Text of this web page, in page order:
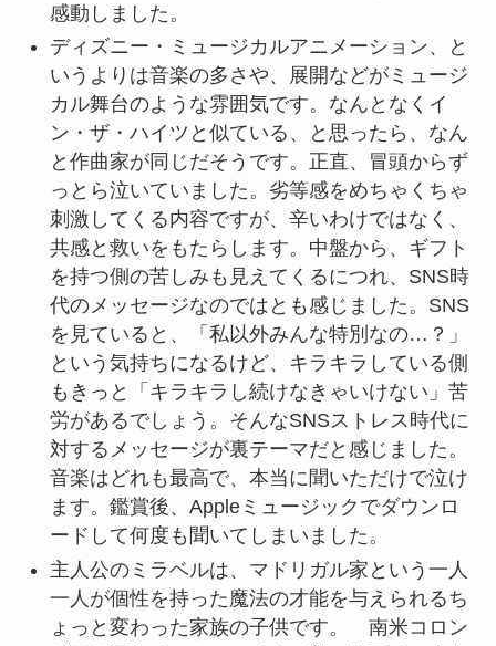
感動しました。
ディズニー・ミュージカルアニメーション、と
いうよりは音楽の多さや、展開などがミュージ
カル舞台のような雰囲気です。なんとなくイ
ン・ザ・ハイツと似ている、と思ったら、なん
と作曲家が同じだそうです。正直、冒頭からず
っとら泣いていました。劣等感をめちゃくちゃ
刺激してくる内容ですが、辛いわけではなく、
共感と救いをもたらします。中盤から、ギフト
を持つ側の苦しみも見えてくるにつれ、SNS時
代のメッセージなのではとも感じました。SNS
を見ていると、「私以外みんな特別なの…？」
という気持ちになるけど、キラキラしている側
もきっと「キラキラし続けなきゃいけない」苦
労があるでしょう。そんなSNSストレス時代に
対するメッセージが裏テーマだと感じました。
音楽はどれも最高で、本当に聞いただけで泣け
ます。鑑賞後、Appleミュージックでダウンロ
ードして何度も聞いてしまいました。
主人公のミラベルは、マドリガル家という一人
一人が個性を持った魔法の才能を与えられるち
ょっと変わった家族の子供です。 南米コロン